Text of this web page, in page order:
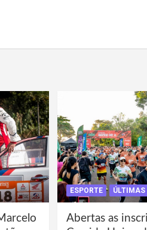
ESPORTE
Abertas as